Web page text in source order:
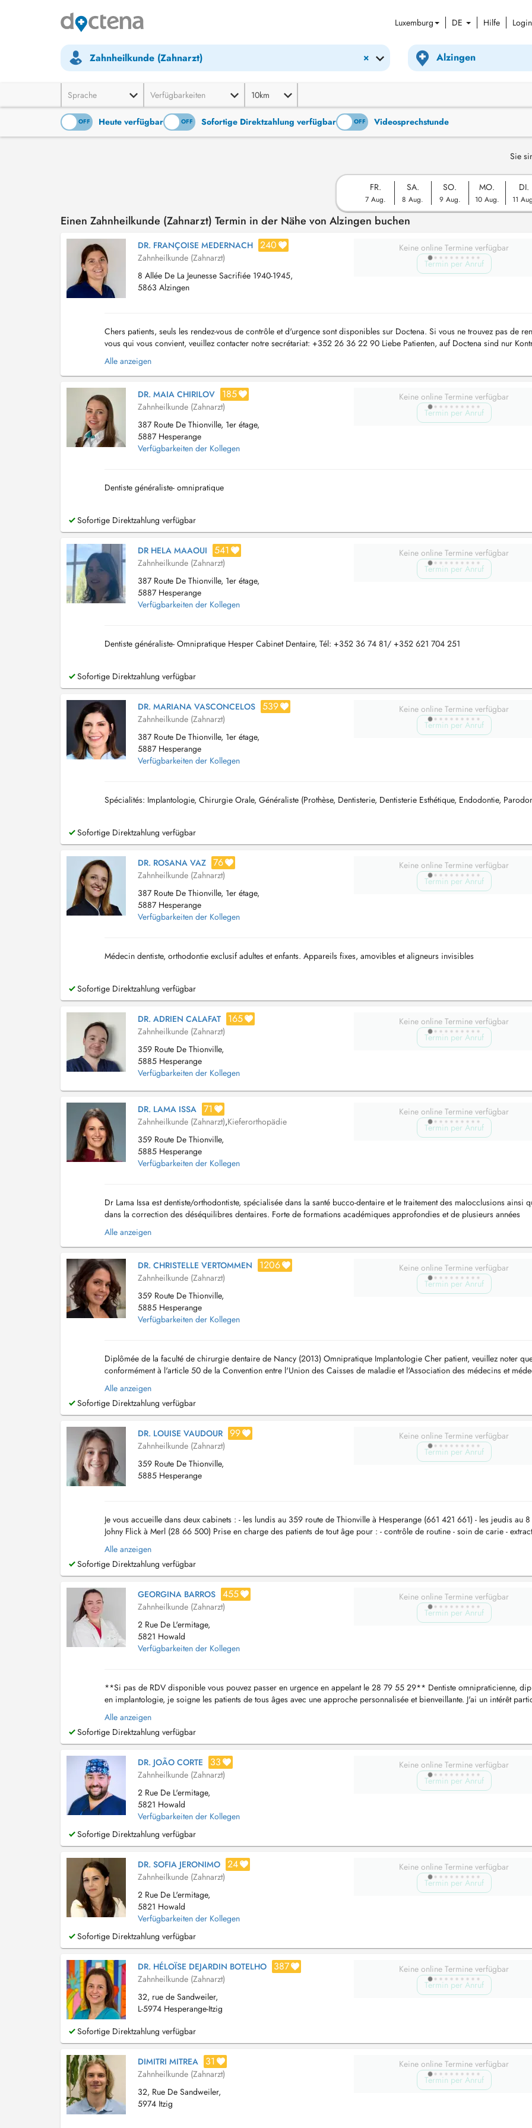
Luxemburg DE Hilfe Login
×
Zahnheilkunde (Zahnarzt)
Sprache Verfügbarkeiten 10km
OFF Heute verfügbar
ON OFF Sofortige Direktzahlung verfügbar
ON OFF Videosprechstunde
Sie
FR.
7 Aug.
SA.
8 Aug.
SO.
9 Aug.
MO.
10 Aug.
DI.
11
Einen Zahnheilkunde (Zahnarzt) Termin in der Nähe von Alzingen buchen
DR. FRANÇOISE MEDERNACH 240
Zahnheilkunde (Zahnarzt)
8 Allée De La Jeunesse Sacrifiée 1940-1945,
5863 Alzingen
Keine online Termine verfügbar
Termin per Anruf
Chers patients, seuls les rendez-vous de contrôle et d'urgence sont disponibles sur Doctena. Si vous ne trouvez pas de
vous qui vous convient, veuillez contacter notre secrétariat: +352 26 36 22 90 Liebe Patienten, auf Doctena sind nur
und Notfalltermine verfügbar. Sollte auf Do...
Alle anzeigen
DR. MAIA CHIRILOV 185
Zahnheilkunde (Zahnarzt)
387 Route De Thionville, 1er étage,
5887 Hesperange
Verfügbarkeiten der Kollegen
Keine online Termine verfügbar
Termin per Anruf
Dentiste généraliste- omnipratique
Sofortige Direktzahlung verfügbar
DR HELA MAAOUI 541
Zahnheilkunde (Zahnarzt)
387 Route De Thionville, 1er étage,
5887 Hesperange
Verfügbarkeiten der Kollegen
Keine online Termine verfügbar
Termin per Anruf
Dentiste généraliste- Omnipratique Hesper Cabinet Dentaire, Tél: +352 36 74 81/ +352 621 704 251
Sofortige Direktzahlung verfügbar
DR. MARIANA VASCONCELOS 539
Zahnheilkunde (Zahnarzt)
387 Route De Thionville, 1er étage,
5887 Hesperange
Verfügbarkeiten der Kollegen
Keine online Termine verfügbar
Termin per Anruf
Spécialités: Implantologie, Chirurgie Orale, Généraliste (Prothèse, Dentisterie, Dentisterie Esthétique, Endodontie,
Sofortige Direktzahlung verfügbar
DR. ROSANA VAZ 76
Zahnheilkunde (Zahnarzt)
387 Route De Thionville, 1er étage,
5887 Hesperange
Verfügbarkeiten der Kollegen
Keine online Termine verfügbar
Termin per Anruf
Médecin dentiste, orthodontie exclusif adultes et enfants. Appareils fixes, amovibles et aligneurs invisibles
Sofortige Direktzahlung verfügbar
DR. ADRIEN CALAFAT 165
Zahnheilkunde (Zahnarzt)
359 Route De Thionville,
5885 Hesperange
Verfügbarkeiten der Kollegen
Keine online Termine verfügbar
Termin per Anruf
DR. LAMA ISSA 71
Zahnheilkunde (Zahnarzt),Kieferorthopädie
359 Route De Thionville,
5885 Hesperange
Verfügbarkeiten der Kollegen
Keine online Termine verfügbar
Termin per Anruf
Dr Lama Issa est dentiste/orthodontiste, spécialisée dans la santé bucco-dentaire et le traitement des malocclusions ainsi
dans la correction des déséquilibres dentaires. Forte de formations académiques approfondies et de plusieurs années
d'expérience, elle propose des soins complets, combin...
Alle anzeigen
DR. CHRISTELLE VERTOMMEN 1206
Zahnheilkunde (Zahnarzt)
359 Route De Thionville,
5885 Hesperange
Verfügbarkeiten der Kollegen
Keine online Termine verfügbar
Termin per Anruf
Diplômée de la faculté de chirurgie dentaire de Nancy (2013) Omnipratique Implantologie Cher patient, veuillez noter
conformément à l'article 50 de la Convention entre l'Union des Caisses de maladie et l'Association des médecins et
dentistes, conclue en exécution de l'article 61 du...
Alle anzeigen
Sofortige Direktzahlung verfügbar
DR. LOUISE VAUDOUR 99
Zahnheilkunde (Zahnarzt)
359 Route De Thionville,
5885 Hesperange
Keine online Termine verfügbar
Termin per Anruf
Je vous accueille dans deux cabinets : - les lundis au 359 route de Thionville à Hesperange (661 421 661) - les jeudis au
Johny Flick à Merl (28 66 500) Prise en charge des patients de tout âge pour : - contrôle de routine - soin de carie -
dentaire - traitement de racine...
Alle anzeigen
Sofortige Direktzahlung verfügbar
GEORGINA BARROS 455
Zahnheilkunde (Zahnarzt)
2 Rue De L'ermitage,
5821 Howald
Verfügbarkeiten der Kollegen
Keine online Termine verfügbar
Termin per Anruf
**Si pas de RDV disponible vous pouvez passer en urgence en appelant le 28 79 55 29** Dentiste omnipraticienne,
en implantologie, je soigne les patients de tous âges avec une approche personnalisée et bienveillante. J'ai un intérêt
pour les soins des enfants et m'attache à le...
Alle anzeigen
Sofortige Direktzahlung verfügbar
DR. JOÃO CORTE 33
Zahnheilkunde (Zahnarzt)
2 Rue De L'ermitage,
5821 Howald
Verfügbarkeiten der Kollegen
Keine online Termine verfügbar
Termin per Anruf
Sofortige Direktzahlung verfügbar
DR. SOFIA JERONIMO 24
Zahnheilkunde (Zahnarzt)
2 Rue De L'ermitage,
5821 Howald
Verfügbarkeiten der Kollegen
Keine online Termine verfügbar
Termin per Anruf
Sofortige Direktzahlung verfügbar
DR. HÉLOÏSE DEJARDIN BOTELHO 387
Zahnheilkunde (Zahnarzt)
32, rue de Sandweiler,
L-5974 Hesperange-Itzig
Keine online Termine verfügbar
Termin per Anruf
Sofortige Direktzahlung verfügbar
DIMITRI MITREA 31
Zahnheilkunde (Zahnarzt)
32, Rue De Sandweiler,
5974 Itzig
Keine online Termine verfügbar
Termin per Anruf